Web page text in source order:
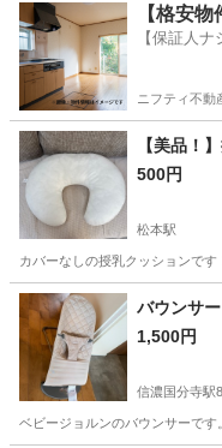
長野 飯田市 飯田駅
【格安
【保証人
ニフティ不動
【美品！
500円
松本駅
カバーなしの授乳クッションです
長野 松本市 松本駅
バウンサー
1,500円
信濃国分寺駅
ベビージョルンのバウンサーで